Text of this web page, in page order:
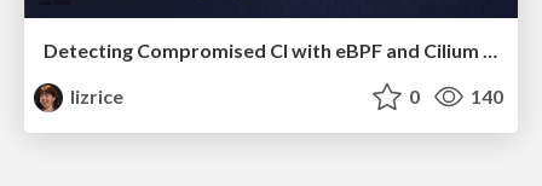
Detecting Compromised CI with eBPF and Cilium Tetragon
lizrice
0 140